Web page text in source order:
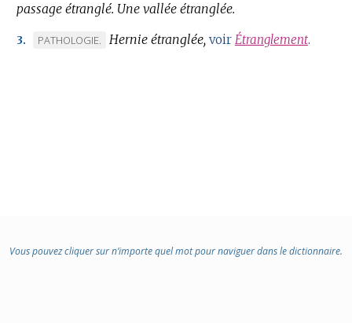
passage étranglé. Une vallée étranglée.
3.
MARQUE
PATHOLOGIE. Hernie étranglée, voir Étranglement.
Vous pouvez cliquer sur n’importe quel mot pour naviguer dans le dictionnaire.